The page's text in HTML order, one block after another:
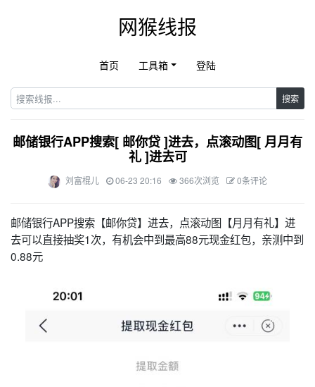
网猴线报
首页 工具箱 登陆
搜索
邮储银行APP搜索[ 邮你贷 ]进去，点滚动图[ 月月有
礼 ]进去可
刘富棍儿 06-23 20:16 366次浏览 0条评论
邮储银行APP搜索【邮你贷】进去，点滚动图【月月有礼】进
去可以直接抽奖1次，有机会中到最高88元现金红包，亲测中到
0.88元